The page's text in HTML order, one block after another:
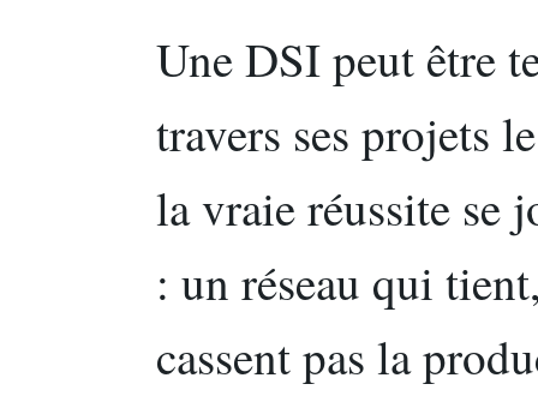
Une DSI peut être
travers ses projets
la vraie réussite se
: un réseau qui
cassent pas la